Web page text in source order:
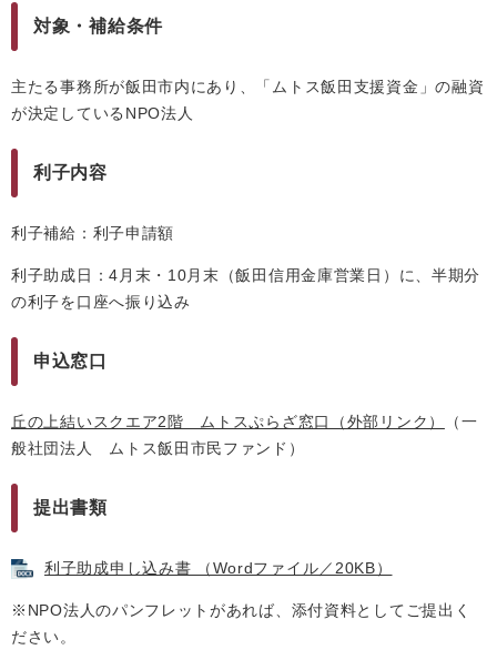
対象・補給条件
主たる事務所が飯田市内にあり、「ムトス飯田支援資金」の融資
が決定しているNPO法人
利子内容
利子補給：利子申請額
利子助成日：4月末・10月末（飯田信用金庫営業日）に、半期分
の利子を口座へ振り込み
申込窓口
丘の上結いスクエア2階 ムトスぷらざ窓口 （外部リンク）
（一
般社団法人 ムトス飯田市民ファンド）
提出書類
利子助成申し込み書 （Wordファイル／20KB）
※NPO法人のパンフレットがあれば、添付資料としてご提出く
ださい。